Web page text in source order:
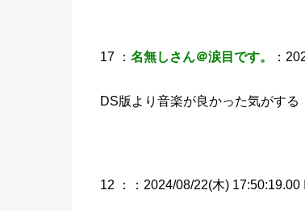
17 ： 名無しさん＠涙目です。 ：
DS版より音楽が良かった気がする
12 ： ：2024/08/22(木)